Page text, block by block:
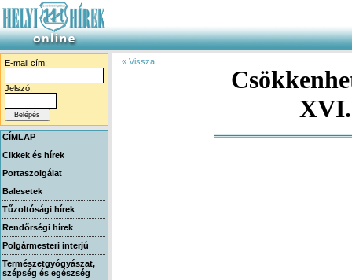
E-mail cím:
Jelszó:
CÍMLAP
Cikkek és hírek
Portaszolgálat
Balesetek
Tűzoltósági hírek
Rendőrségi hírek
Polgármesteri interjú
Természetgyógyászat,
szépség és egészség
« Vissza